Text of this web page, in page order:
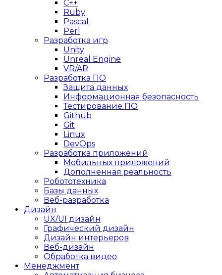
C++
Ruby
Pascal
Perl
Разработка игр
Unity
Unreal Engine
VR/AR
Разработка ПО
Защита данных
Информационная безопасность
Тестирование ПО
Github
Git
Linux
DevOps
Разработка приложений
Мобильных приложений
Дополненная реальность
Робототехника
Базы данных
Веб-разработка
Дизайн
UX/UI дизайн
Графический дизайн
Дизайн интерьеров
Веб-дизайн
Обработка видео
Менеджмент